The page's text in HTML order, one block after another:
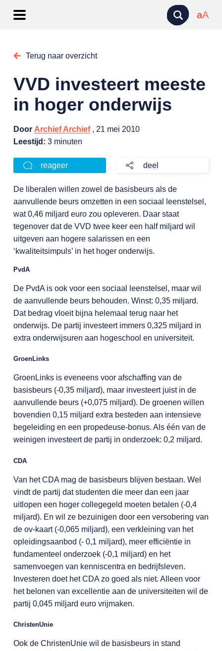
aA
Terug naar overzicht
VVD investeert meeste
in hoger onderwijs
Door Archief Archief , 21 mei 2010
Leestijd: 3 minuten
reageer deel
De liberalen willen zowel de basisbeurs als de
aanvullende beurs omzetten in een sociaal leenstelsel,
wat 0,46 miljard euro zou opleveren. Daar staat
tegenover dat de VVD twee keer een half miljard wil
uitgeven aan hogere salarissen en een
‘kwaliteitsimpuls’ in het hoger onderwijs.
PvdA
De PvdA is ook voor een sociaal leenstelsel, maar wil
de aanvullende beurs behouden. Winst: 0,35 miljard.
Dat bedrag vloeit bijna helemaal terug naar het
onderwijs. De partij investeert immers 0,325 miljard in
extra onderwijsuren aan hogeschool en universiteit.
GroenLinks
GroenLinks is eveneens voor afschaffing van de
basisbeurs (-0,35 miljard), maar investeert juist in de
aanvullende beurs (+0,075 miljard). De groenen willen
bovendien 0,15 miljard extra besteden aan intensieve
begeleiding en een propedeuse-bonus. Als één van de
weinigen investeert de partij in onderzoek: 0,2 miljard.
CDA
Van het CDA mag de basisbeurs blijven bestaan. Wel
vindt de partij dat studenten die meer dan een jaar
uitlopen een hoger collegegeld moeten betalen (-0,4
miljard). En wil ze bezuinigen door een versobering van
de ov-kaart (-0,065 miljard), een verkleining van het
opleidingsaanbod (- 0,1 miljard), meer efficiëntie in
fundamenteel onderzoek (-0,1 miljard) en het
samenvoegen van kenniscentra en bedrijfsleven.
Investeren doet het CDA zo goed als niet. Alleen voor
het belonen van excellentie aan de universiteiten wil de
partij 0,045 miljard euro vrijmaken.
ChristenUnie
Ook de ChristenUnie wil de basisbeurs in stand